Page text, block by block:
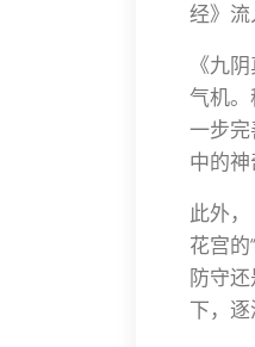
经》流
《九
气机
一步
中的神
此外
花宫
防守
下，逐